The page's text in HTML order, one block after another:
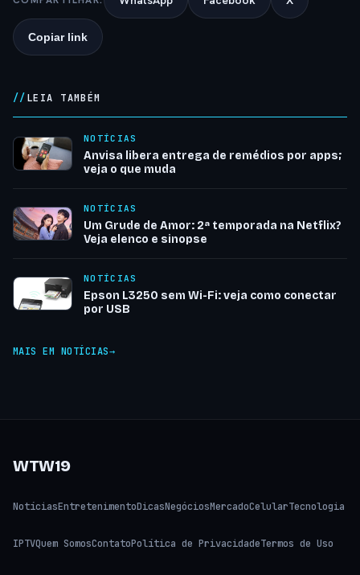
Copiar link
LEIA TAMBÉM
NOTÍCIAS
Anvisa libera entrega de remédios por apps;
veja o que muda
NOTÍCIAS
Um Grude de Amor: 2ª temporada na Netflix?
Veja elenco e sinopse
NOTÍCIAS
Epson L3250 sem Wi-Fi: veja como conectar
por USB
MAIS EM NOTÍCIAS
WTW19
NotíciasEntretenimentoDicasNegóciosMercadoCelularTecnologia
IPTVQuem SomosContatoPolítica de PrivacidadeTermos de Uso